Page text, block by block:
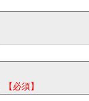
【必須】